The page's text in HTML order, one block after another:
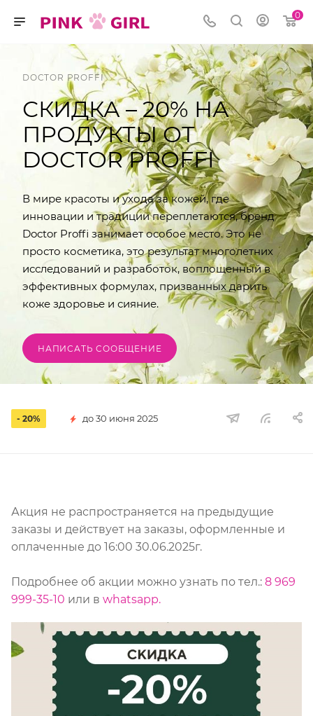
0
DOCTOR PROFFI
СКИДКА – 20% НА
ПРОДУКТЫ ОТ
DOCTOR PROFFI
В мире красоты и ухода за кожей, где
инновации и традиции переплетаются, бренд
Doctor Proffi занимает особое место. Это не
просто косметика, это результат многолетних
исследований и разработок, воплощенный в
эффективных формулах, призванных дарить
коже здоровье и сияние.
НАПИСАТЬ СООБЩЕНИЕ
- 20% до 30 июня 2025
Акция не распространяется на предыдущие
заказы и действует на заказы, оформленные и
оплаченные до 16:00 30.06.2025г.
Подробнее об акции можно узнать по тел.: 8 969
999-35-10 или в whatsapp.